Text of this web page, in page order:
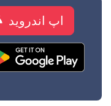
اپ اندروید